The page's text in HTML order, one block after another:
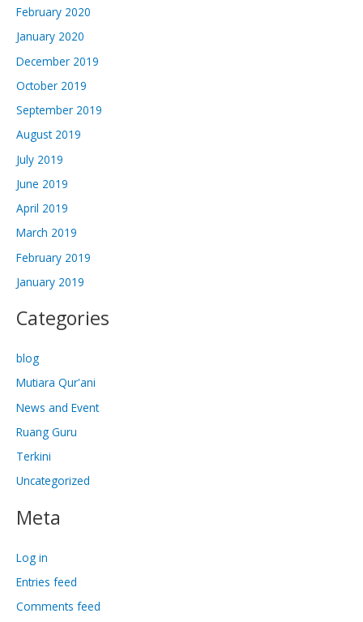
February 2020
January 2020
December 2019
October 2019
September 2019
August 2019
July 2019
June 2019
April 2019
March 2019
February 2019
January 2019
Categories
blog
Mutiara Qur'ani
News and Event
Ruang Guru
Terkini
Uncategorized
Meta
Log in
Entries feed
Comments feed